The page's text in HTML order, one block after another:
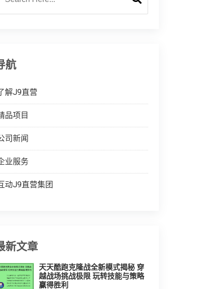
航
解J9直营
品项目
司新闻
业服务
动J9直营集团
新文章
天天酷跑克隆战全新模式揭秘 穿
越战场挑战极限 玩转技能与策略
赢得胜利